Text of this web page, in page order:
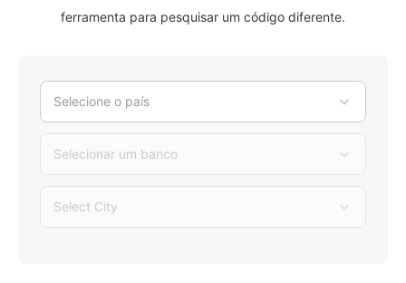
ferramenta para pesquisar um código diferente.
Selecione o país
Selecionar um banco
Select City